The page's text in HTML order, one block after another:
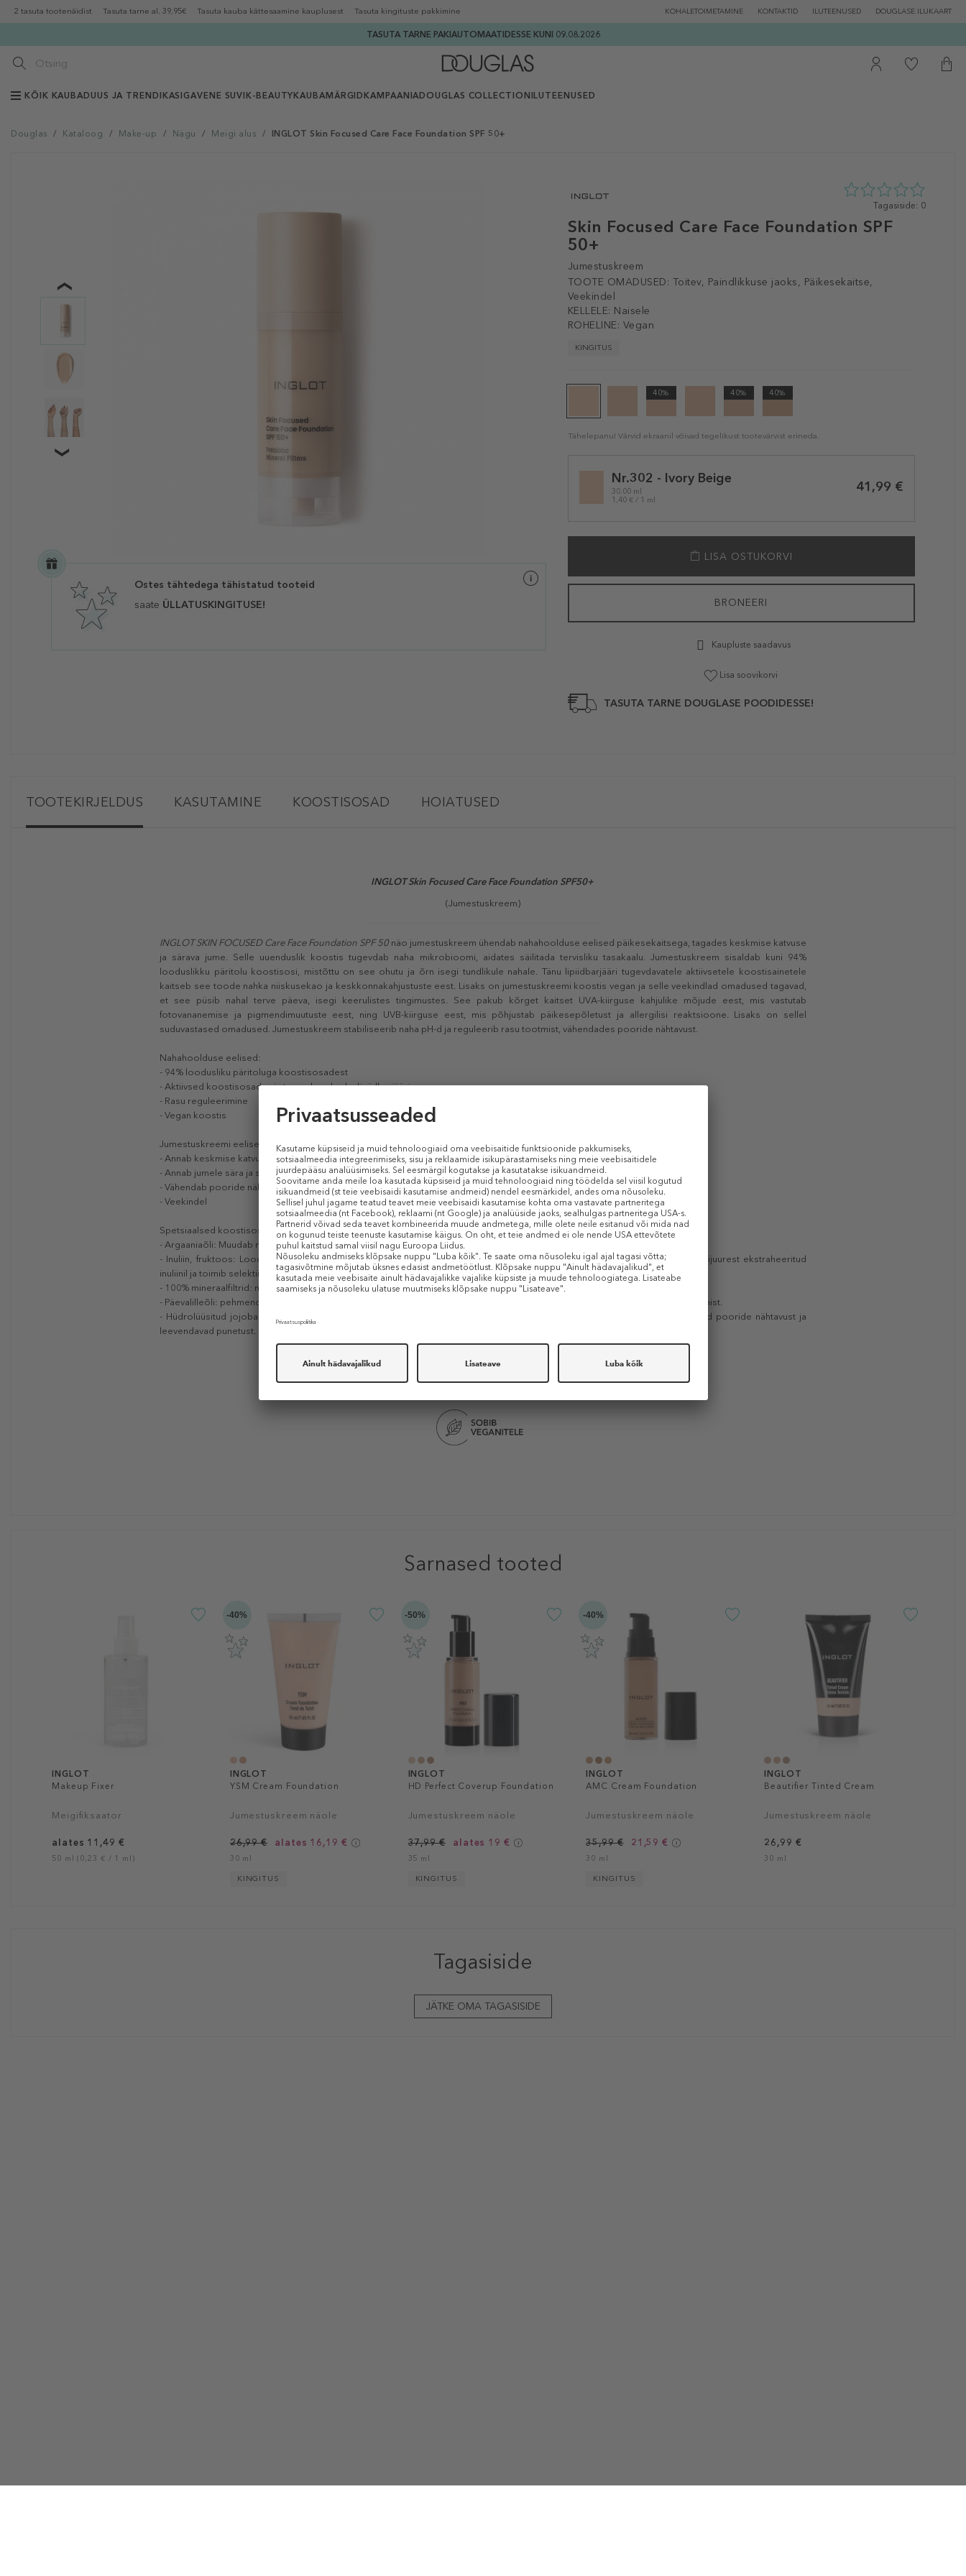
2 tasuta tootenäidist Tasuta tarne al. 39,95€ Tasuta kauba kättesaamine kauplusest Tasuta kingituste pakkimine KOHALETOIMETAMINE KONTAKTID ILUTEENUSED DOUGLASE ILUKAART
TASUTA TARNE PAKIAUTOMAATIDESSE KUNI 09.08.2026
KÕIK KAUBADUUS JA TRENDIKAS IGAVENE SUVI K-BEAUTY KAUBAMÄRGID KAMPAANIADOUGLAS COLLECTION ILUTEENUSED
Douglas / Kataloog / Make-up / Nägu / Meigi alus / INGLOT Skin Focused Care Face Foundation SPF 50+
Skin Focused Care Face Foundation SPF
50+
Jumestuskreem
TOOTE OMADUSED: Toitev, Paindlikkuse jaoks, Päikesekaitse,
Veekindel
KELLELE: Naisele
ROHELINE: Vegan
KINGITUS
0
5st
Tagasiside: 0
40% 40% 40%
Tähelepanu! Värvid ekraanil võivad tegelikust tootevärvist erineda.
variationNr.302 - Ivory Beige
30.00 ml
1,40 € / 1 ml
41,99 €
LISA OSTUKORVI
BRONEERI
Kaupluste saadavus
Lisa soovikorvi
TASUTA TARNE DOUGLASE POODIDESSE!
Ostes tähtedega tähistatud tooteid
saate ÜLLATUSKINGITUSE!
TOOTEKIRJELDUS KASUTAMINE KOOSTISOSAD HOIATUSED
INGLOT Skin Focused Care Face Foundation SPF50+
(Jumestuskreem)
INGLOT SKIN FOCUSED Care Face Foundation SPF 50 näo jumestuskreem ühendab nahahoolduse eelised päikesekaitsega, tagades keskmise katvuse
ja särava jume. Selle uuenduslik koostis tugevdab naha mikrobioomi, aidates säilitada tervisliku tasakaalu. Jumestuskreem sisaldab kuni 94%
looduslikku päritolu koostisosi, mistõttu on see ohutu ja õrn isegi tundlikule nahale. Tänu lipiidbarjääri tugevdavatele aktiivsetele koostisainetele
kaitseb see toode nahka niiskusekao ja keskkonnakahjustuste eest. Lisaks on jumestuskreemi koostis vegan ja selle veekindlad omadused tagavad,
et see püsib nahal terve päeva, isegi keerulistes tingimustes. See pakub kõrget kaitset UVA-kiirguse kahjulike mõjude eest, mis vastutab
fotovananemise ja pigmendimuutuste eest, ning UVB-kiirguse eest, mis põhjustab päikesepõletust ja allergilisi reaktsioone. Lisaks on sellel
suduvastased omadused. Jumestuskreem stabiliseerib naha pH-d ja reguleerib rasu tootmist, vähendades pooride nähtavust.
Nahahoolduse eelised:
- 94% loodusliku päritoluga koostisosadest
- Aktiivsed koostisosad, mis tugevdavad naha lipiidbarjääri
- Rasu reguleerimine
- Vegan koostis
Jumestuskreemi eelised:
- Annab keskmise katvuse
- Annab jumele sära ja silub seda
- Vähendab pooride nähtavust
- Veekindel
Spetsiaalsed koostisosad:
- Argaaniaõli: Muudab naha elastsemaks, toidetumaks ja siledamaks.
- Inuliin, fruktoos: Looduslik prebiootikum, mis aitab taastada naha mikrobioota tasakaalu. See prebiootikum põhineb sigurijuurest ekstraheeritud
inuliinil ja toimib selektiivselt, toetades kaitsvaid organisme, et aidata mikrobioota kihti taastada.
- 100% mineraalfiltrid: mineraalfiltrid, mis peegeldavad ja hajutavad ultraviolettkiiri ning neelavad kiirgust.
- Päevalilleõli: pehmendav aine, mis loob oklusiivse kihi, et vältida liigset vee aurustumist naha pinnalt, silendab ja taastab epidermist.
- Hüdrolüüsitud jojobaestrid: Looduslikud hüdrolüüsitud jojoba estrid, mis pikendavad meigi püsivust, niisutavad, vähendavad pooride nähtavust ja
leevendavad punetust. See on loodusliku päritoluga biolagunev lenduv pehmendav aine.
TOOTE OMADUSED
Sarnased tooted
INGLOT
Makeup Fixer
Meigifiksaator
alates 11,49 €
50 ml (0,23 € / 1 ml)
-40%
INGLOT
YSM Cream Foundation
Jumestuskreem näole
26,99 € alates 16,19 €
30 ml
KINGITUS
-50%
INGLOT
HD Perfect Coverup Foundation
Jumestuskreem näole
37,99 € alates 19 €
35 ml
KINGITUS
-40%
INGLOT
AMC Cream Foundation
Jumestuskreem näole
35,99 € 21,59 €
30 ml
KINGITUS
INGLOT
Beautifier Tinted Cream
Jumestuskreem näole
26,99 €
30 ml
Tagasiside
JÄTKE OMA TAGASISIDE